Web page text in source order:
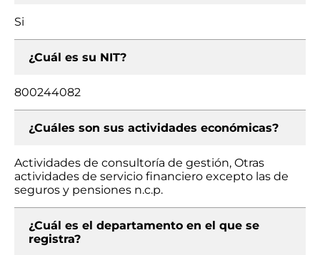
Si
¿Cuál es su NIT?
800244082
¿Cuáles son sus actividades económicas?
Actividades de consultoría de gestión, Otras
actividades de servicio financiero excepto las de
seguros y pensiones n.c.p.
¿Cuál es el departamento en el que se
registra?